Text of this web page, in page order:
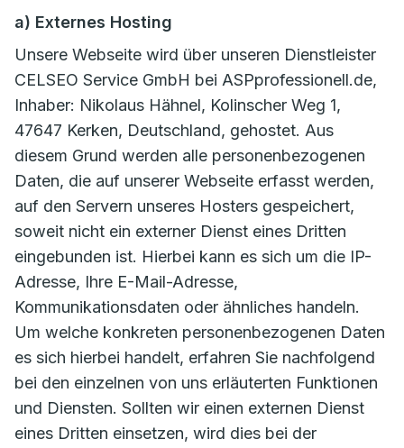
a) Externes Hosting
Unsere Webseite wird über unseren Dienstleister
CELSEO Service GmbH bei ASPprofessionell.de,
Inhaber: Nikolaus Hähnel, Kolinscher Weg 1,
47647 Kerken, Deutschland, gehostet. Aus
diesem Grund werden alle personenbezogenen
Daten, die auf unserer Webseite erfasst werden,
auf den Servern unseres Hosters gespeichert,
soweit nicht ein externer Dienst eines Dritten
eingebunden ist. Hierbei kann es sich um die IP-
Adresse, Ihre E-Mail-Adresse,
Kommunikationsdaten oder ähnliches handeln.
Um welche konkreten personenbezogenen Daten
es sich hierbei handelt, erfahren Sie nachfolgend
bei den einzelnen von uns erläuterten Funktionen
und Diensten. Sollten wir einen externen Dienst
eines Dritten einsetzen, wird dies bei der